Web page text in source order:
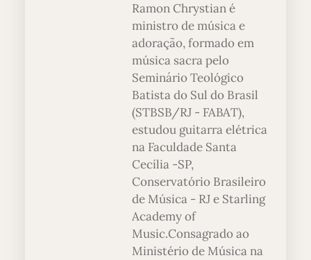
Ramon Chrystian é
ministro de música e
adoração, formado em
música sacra pelo
Seminário Teológico
Batista do Sul do Brasil
(STBSB/RJ - FABAT),
estudou guitarra elétrica
na Faculdade Santa
Cecília -SP,
Conservatório Brasileiro
de Música - RJ e Starling
Academy of
Music.Consagrado ao
Ministério de Música na